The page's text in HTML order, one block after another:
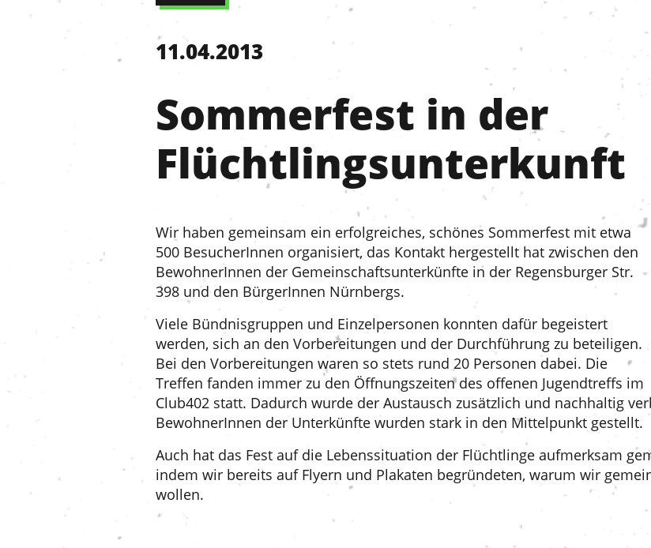
11.04.2013
Sommerfest in der
Flüchtlingsunterkunft
Wir haben gemeinsam ein erfolgreiches, schönes Sommerfest mit etwa
500 BesucherInnen organisiert, das Kontakt hergestellt hat zwischen den
BewohnerInnen der Gemeinschaftsunterkünfte in der Regensburger Str.
398 und den BürgerInnen Nürnbergs.
Viele Bündnisgruppen und Einzelpersonen konnten dafür begeistert
werden, sich an den Vorbereitungen und der Durchführung zu beteiligen.
Bei den Vorbereitungen waren so stets rund 20 Personen dabei. Die
Treffen fanden immer zu den Öffnungszeiten des offenen Jugendtreffs im
Club402 statt. Dadurch wurde der Austausch zusätzlich und nachhaltig
BewohnerInnen der Unterkünfte wurden stark in den Mittelpunkt gestellt.
Auch hat das Fest auf die Lebenssituation der Flüchtlinge aufmerksam
indem wir bereits auf Flyern und Plakaten begründeten, warum wir
wollen.